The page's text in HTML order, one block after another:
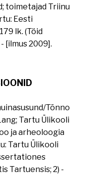
toimetajad Triinu
Eesti
lk. (Töid
[ilmus 2009].
Tõnno
Tartu Ülikooli
ja arheoloogia
Tartu Ülikooli
Tartuensis; 2) -